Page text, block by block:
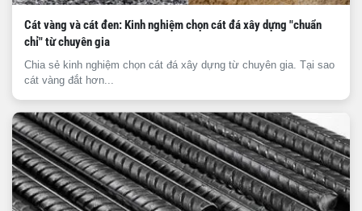
Cát vàng và cát đen: Kinh nghiệm chọn cát đá xây dựng "chuẩn
chỉ" từ chuyên gia
Chia sẻ kinh nghiệm chọn cát đá xây dựng từ chuyên gia. Tại sao
cát vàng đắt hơn...